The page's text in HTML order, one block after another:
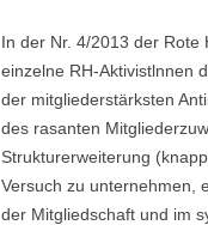
In der Nr. 4/2013 der Rote
einzelne RH-Aktivistlnnen
der mitgliederstärksten
des rasanten
Strukturerweiterung
Versuch zu unternehmen,
der Mitgliedschaft und im